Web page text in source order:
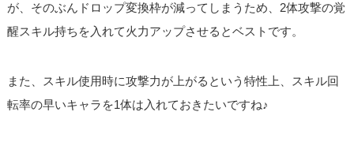
が、そのぶんドロップ変換枠が減ってしまうため、2体攻撃の覚
醒スキル持ちを入れて火力アップさせるとベストです。
また、スキル使用時に攻撃力が上がるという特性上、スキル回
転率の早いキャラを1体は入れておきたいですね♪